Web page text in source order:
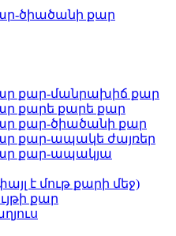
ծիածանի քար
քար-մանրախիճ քար
քարե քարե քար
քար-ծիածանի քար
քար-ապակե ժայռեր
քար-ապակյա
է մութ քարի մեջ)
քար